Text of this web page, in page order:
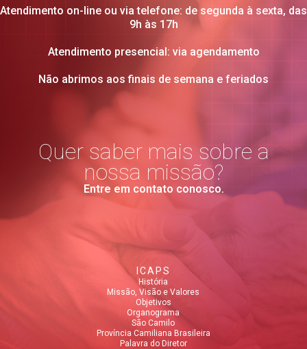
Atendimento on-line ou via telefone: de segunda à sexta, das
9h às 17h
Atendimento presencial: via agendamento
Não abrimos aos finais de semana e feriados
Quer saber mais sobre a
nossa missão?
Entre em contato conosco.
ICAPS
História
Missão, Visão e Valores
Objetivos
Organograma
São Camilo
Província Camiliana Brasileira
Palavra do Diretor